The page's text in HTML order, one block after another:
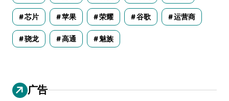
芯片 苹果 荣耀 谷歌 运营商
骁龙 高通 魅族
广告